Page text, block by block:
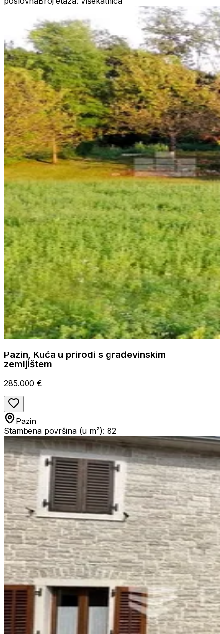
Pazin, Kuća u prirodi s građevinskim
zemljištem
285.000 €
Pazin
Stambena površina (u m²): 82